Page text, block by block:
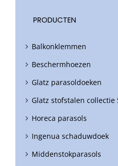
PRODUCTEN
Balkonklemmen
Beschermhoezen
Glatz parasoldoeken
Glatz stofstalen collectie
Horeca parasols
Ingenua schaduwdoek
Middenstokparasols